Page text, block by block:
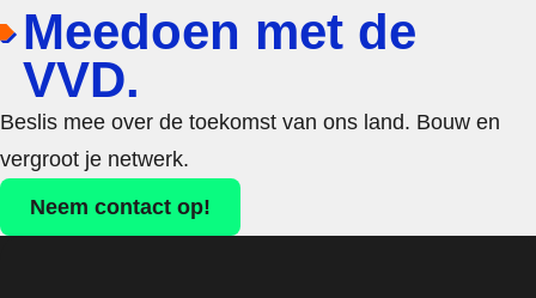
Meedoen met de
VVD.
Beslis mee over de toekomst van ons land. Bouw en
vergroot je netwerk.
Neem contact op!